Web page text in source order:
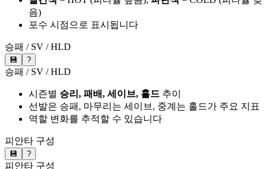
음)
포수 시점으로 표시됩니다
승패 / SV / HLD
💾 ?
승패 / SV / HLD
시즌별 승리, 패배, 세이브, 홀드 추이
선발은 승패, 마무리는 세이브, 중계는 홀드가 주요 지표
역할 변화를 추적할 수 있습니다
피안타 구성
💾 ?
피안타 구성